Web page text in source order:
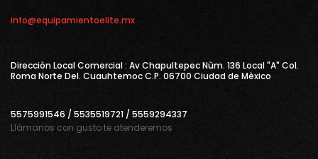
info@equipamientoelite.mx
Direcciòn Local Comercial : Av Chapultepec Nùm. 136 Local "A" Col.
Roma Norte Del. Cuauhtemoc C.P. 06700 Ciudad de Mèxico
5575991546 / 5535519721 / 5559294337
Llámanos con gusto te atenderemos